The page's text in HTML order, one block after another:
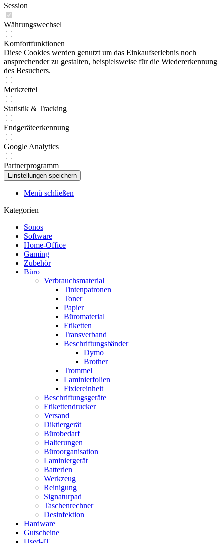
Session
Währungswechsel
Komfortfunktionen
Diese Cookies werden genutzt um das Einkaufserlebnis noch
ansprechender zu gestalten, beispielsweise für die Wiedererkennung
des Besuchers.
Merkzettel
Statistik & Tracking
Endgeräteerkennung
Google Analytics
Partnerprogramm
Menü schließen
Kategorien
Sonos
Software
Home-Office
Gaming
Zubehör
Büro
Verbrauchsmaterial
Tintenpatronen
Toner
Papier
Büromaterial
Etiketten
Transverband
Beschriftungsbänder
Dymo
Brother
Trommel
Laminierfolien
Fixiereinheit
Beschriftungsgeräte
Etikettendrucker
Versand
Diktiergerät
Bürobedarf
Halterungen
Büroorganisation
Laminiergerät
Batterien
Werkzeug
Reinigung
Signaturpad
Taschenrechner
Desinfektion
Hardware
Gutscheine
Used-IT